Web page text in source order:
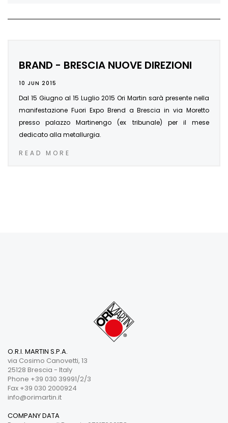
BRAND - BRESCIA NUOVE DIREZIONI
10 JUN 2015
Dal 15 Giugno al 15 Luglio 2015 Ori Martin sarà presente nella
manifestazione Fuori Expo Brend a Brescia in via Moretto
presso palazzo Martinengo (ex tribunale) per il mese
dedicato alla metallurgia.
READ MORE
O.R.I. MARTIN S.P.A.
via Cosimo Canovetti, 13
25128 Brescia - Italy
Phone +39 030 39991/2/3
Fax +39 030 2000924
info@orimartin.it
COMPANY DATA